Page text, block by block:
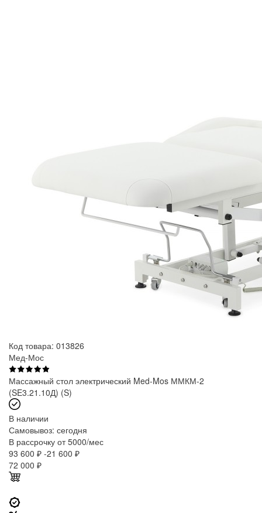
Код товара: 013826
Мед-Мос
Массажный стол электрический Med-Mos ММКМ-2
(SE3.21.10Д) (S)
В наличии
Самовывоз: сегодня
В рассрочку от 5000/мес
93 600 ₽ -21 600 ₽
72 000 ₽